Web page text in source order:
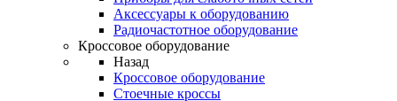
Аксессуары к оборудованию
Радиочастотное оборудование
Кроссовое оборудование
Назад
Кроссовое оборудование
Стоечные кроссы